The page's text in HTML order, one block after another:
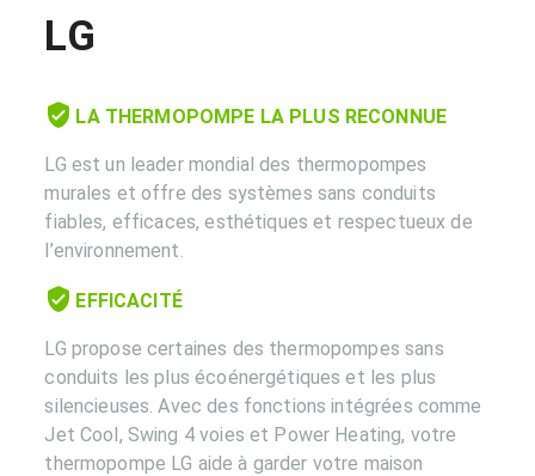
LG
LA THERMOPOMPE LA PLUS RECONNUE
LG est un leader mondial des thermopompes
murales et offre des systèmes sans conduits
fiables, efficaces, esthétiques et respectueux de
l’environnement.
EFFICACITÉ​
LG propose certaines des thermopompes sans
conduits les plus écoénergétiques et les plus
silencieuses. Avec des fonctions intégrées comme
Jet Cool, Swing 4 voies et Power Heating, votre
thermopompe LG aide à garder votre maison